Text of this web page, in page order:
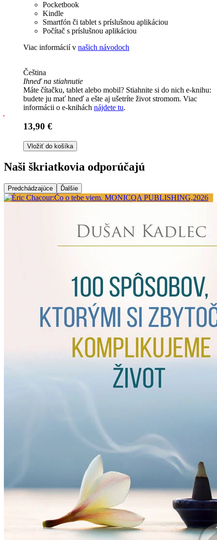
Pocketbook
Kindle
Smartfón či tablet s príslušnou aplikáciou
Počítač s príslušnou aplikáciou
Viac informácií v našich návodoch
Čeština
Ihneď na stiahnutie
Máte čítačku, tablet alebo mobil? Stiahnite si do nich e-knihu:
budete ju mať hneď a ešte aj ušetríte život stromom. Viac
informácii o e-knihách nájdete tu.
13,90 €
Vložiť do košíka
Naši škriatkovia odporúčajú
Predchádzajúce Ďalšie